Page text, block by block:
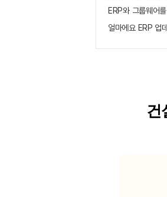
ERP와 그룹웨어
얼마에요 ERP 업
건